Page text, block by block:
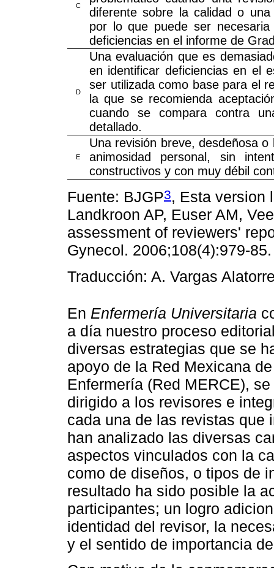
C
diferente sobre la calidad o
por lo que puede ser
deficiencias en el informe de
D
Una evaluación que es
en identificar deficiencias en el
ser utilizada como base para el
la que se recomienda
cuando se compara contra
detallado.
E
Una revisión breve, desdeñosa
animosidad personal, sin
constructivos y con muy débil
Fuente: BJGP3, Esta version
Landkroon AP, Euser AM,
assessment of reviewers'
Gynecol. 2006;108(4):979-85.
Traducción: A. Vargas
En Enfermería Universitaria
a día nuestro proceso
diversas estrategias que se
apoyo de la Red Mexicana
Enfermería (Red MERCE),
dirigido a los revisores e
cada una de las revistas que
han analizado las diversas
aspectos vinculados con la
como de diseños, o tipos de
resultado ha sido posible la
participantes; un logro
identidad del revisor, la
y el sentido de importancia